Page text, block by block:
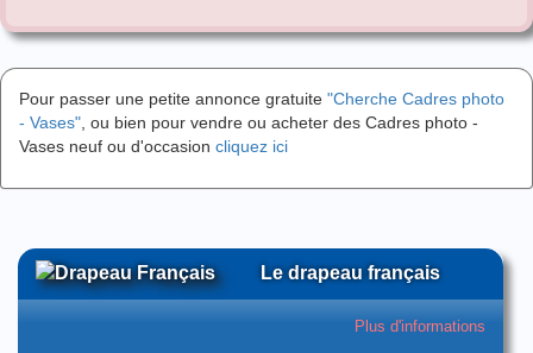
Pour passer une petite annonce gratuite "Cherche Cadres photo
- Vases" , ou bien pour vendre ou acheter des Cadres photo -
Vases neuf ou d'occasion cliquez ici
Le drapeau français
Plus d'informations